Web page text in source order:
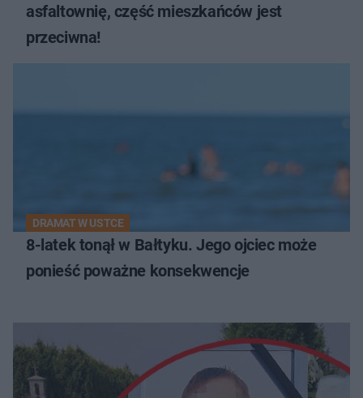
asfaltownię, część mieszkańców jest
przeciwna!
DRAMAT W USTCE
8-latek tonął w Bałtyku. Jego ojciec może
ponieść poważne konsekwencje